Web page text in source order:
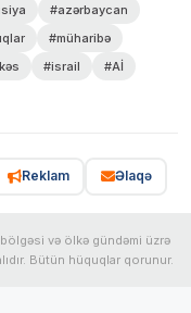
#azərbaycan
#müharibə
#israil
#Aİ
Reklam Əlaqə
və ölkə gündəmi üzrə
Bütün hüquqlar qorunur.